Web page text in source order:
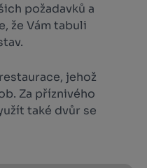
požadavků a
že Vám tabuli
jehož
Za příznivého
také dvůr se